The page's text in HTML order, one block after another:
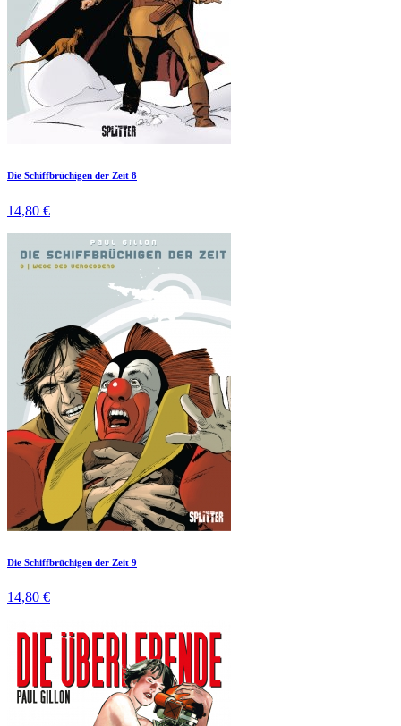
Die Schiffbrüchigen der Zeit 8
14,80 €
Die Schiffbrüchigen der Zeit 9
14,80 €